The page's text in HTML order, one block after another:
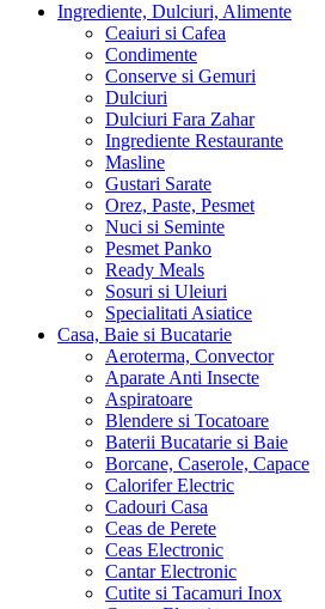
Ingrediente, Dulciuri, Alimente
Ceaiuri si Cafea
Condimente
Conserve si Gemuri
Dulciuri
Dulciuri Fara Zahar
Ingrediente Restaurante
Masline
Gustari Sarate
Orez, Paste, Pesmet
Nuci si Seminte
Pesmet Panko
Ready Meals
Sosuri si Uleiuri
Specialitati Asiatice
Casa, Baie si Bucatarie
Aeroterma, Convector
Aparate Anti Insecte
Aspiratoare
Blendere si Tocatoare
Baterii Bucatarie si Baie
Borcane, Caserole, Capace
Calorifer Electric
Cadouri Casa
Ceas de Perete
Ceas Electronic
Cantar Electronic
Cutite si Tacamuri Inox